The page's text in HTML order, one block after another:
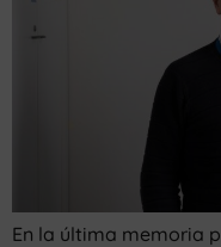
En la última memoria